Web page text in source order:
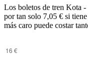
Los boletos de tren Kota -
por tan solo 7,05 € si
más caro puede costar